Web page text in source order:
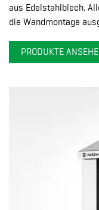
aus Edelstahlblech.
die Wandmontage
PRODUKTE